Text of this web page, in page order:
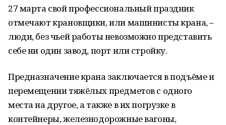
27 марта свой профессиональный праздник
отмечают крановщики, или машинисты крана, –
люди, без чьей работы невозможно представить
себе ни один завод, порт или стройку.
Предназначение крана заключается в подъёме и
перемещении тяжёлых предметов с одного
места на другое, а также в их погрузке в
контейнеры, железнодорожные вагоны,